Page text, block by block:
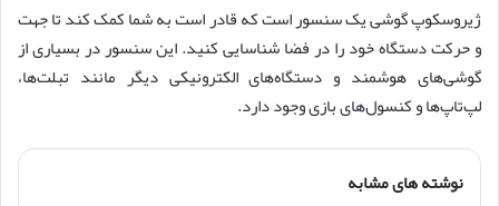
ژیروسکوپ گوشی یک سنسور است که قادر است به شما کمک کند تا جهت
و حرکت دستگاه خود را در فضا شناسایی کنید. این سنسور در بسیاری از
گوشی‌های هوشمند و دستگاه‌های الکترونیکی دیگر مانند تبلت‌ها،
لپ‌تاپ‌ها و کنسول‌های بازی وجود دارد.
نوشته های مشابه